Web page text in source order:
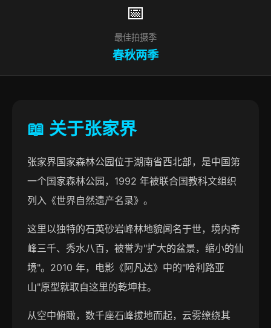
📅
最佳拍摄季
春秋两季
📖 关于张家界
张家界国家森林公园位于湖南省西北部，是中国第
一个国家森林公园，1992 年被联合国教科文组织
列入《世界自然遗产名录》。
这里以独特的石英砂岩峰林地貌闻名于世，境内奇
峰三千、秀水八百，被誉为"扩大的盆景，缩小的仙
境"。2010 年，电影《阿凡达》中的"哈利路亚
山"原型就取自这里的乾坤柱。
从空中俯瞰，数千座石峰拔地而起，云雾缭绕其